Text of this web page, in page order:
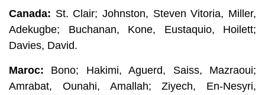
Canada: St. Clair; Johnston, Steven Vitoria, Miller,
Adekugbe; Buchanan, Kone, Eustaquio, Hoilett;
Davies, David.
Maroc: Bono; Hakimi, Aguerd, Saiss, Mazraoui;
Amrabat, Ounahi, Amallah; Ziyech, En-Nesyri,